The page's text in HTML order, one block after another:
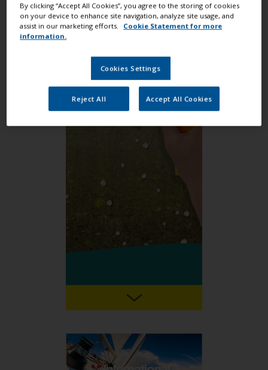
By clicking “Accept All Cookies”, you agree to the storing of cookies
on your device to enhance site navigation, analyze site usage, and
assist in our marketing efforts.
Cookie Statement for more
information.
Cookies Settings
Reject All Accept All Cookies